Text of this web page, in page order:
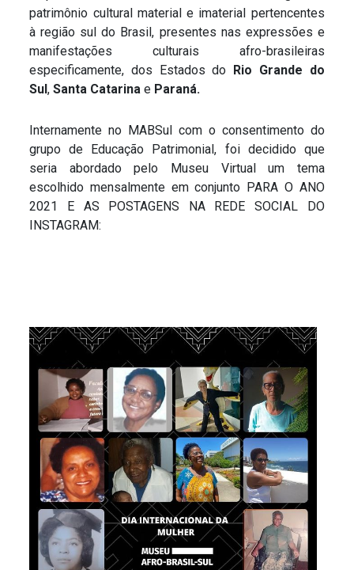
patrimônio cultural material e imaterial pertencentes
à região sul do Brasil, presentes nas expressões e
manifestações culturais afro-brasileiras
especificamente, dos Estados do
Rio Grande do
Sul,Santa Catarina e Paraná.
Internamente no MABSul com o consentimento do
grupo de Educação Patrimonial, foi decidido que
seria abordado pelo Museu Virtual um tema
escolhido mensalmente em conjunto PARA O ANO
2021 E AS POSTAGENS NA REDE SOCIAL DO
INSTAGRAM: